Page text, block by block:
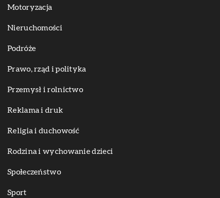
Motoryzacja
Nieruchomości
Podróże
Prawo, rząd i polityka
Przemysł i rolnictwo
Reklama i druk
Religia i duchowość
Rodzina i wychowanie dzieci
Społeczeństwo
Sport